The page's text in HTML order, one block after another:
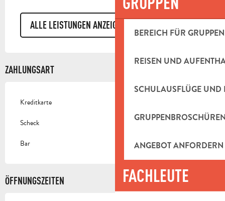
BEREICH FÜR GRUPPEN
REISEN UND
SCHULAUSFLÜGE UND
ANGEBOT ANFORDERN
FACHLEUTE
ALLE LEISTUNGEN ANZEIGEN
ZAHLUNGSART
Kreditkarte
Scheck
Bar
ÖFFNUNGSZEITEN